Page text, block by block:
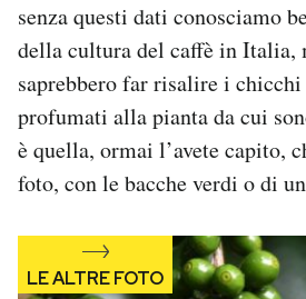
Area Personale
Newsletter
Notifiche mobile
Hai bisogno di aiuto?
Esci
senza questi dati conosciamo
della cultura del caffè in Italia,
saprebbero far risalire i
profumati alla pianta da cui
è quella, ormai l’avete capito,
foto, con le bacche verdi o di